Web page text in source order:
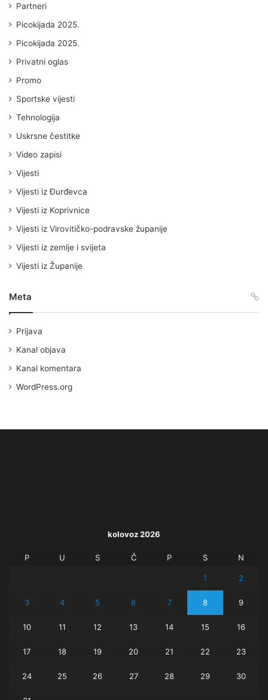
Partneri
Picokijada 2025.
Picokijada 2025.
Privatni oglas
Promo
Sportske vijesti
Tehnologija
Uskrsne čestitke
Video zapisi
Vijesti
Vijesti iz Đurđevca
Vijesti iz Koprivnice
Vijesti iz Virovitičko-podravske županije
Vijesti iz zemlje i svijeta
Vijesti iz Županije
Meta
Prijava
Kanal objava
Kanal komentara
WordPress.org
kolovoz 2026
P U S Č P S N
1 2
3 4 5 6 7 8 9
10 11 12 13 14 15 16
17 18 19 20 21 22 23
24 25 26 27 28 29 30